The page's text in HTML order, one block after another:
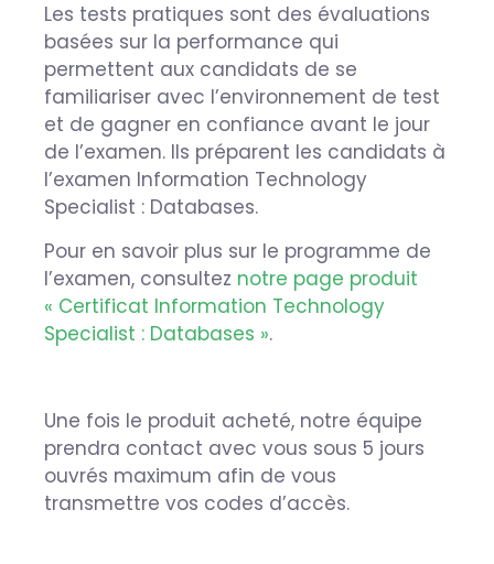
Les tests pratiques sont des évaluations
basées sur la performance qui
permettent aux candidats de se
familiariser avec l’environnement de test
et de gagner en confiance avant le jour
de l’examen. Ils préparent les candidats à
l’examen Information Technology
Specialist : Databases.
Pour en savoir plus sur le programme de
l’examen, consultez notre page produit
« Certificat Information Technology
Specialist : Databases ».
Une fois le produit acheté, notre équipe
prendra contact avec vous sous 5 jours
ouvrés maximum afin de vous
transmettre vos codes d’accès.